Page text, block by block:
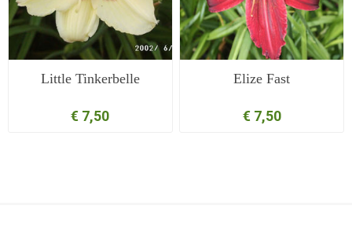
Little Tinkerbelle
€ 7,50
Elize Fast
€ 7,50